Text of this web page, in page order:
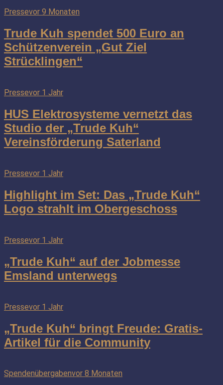
Pressevor 9 Monaten
Trude Kuh spendet 500 Euro an
Schützenverein „Gut Ziel
Strücklingen“
Pressevor 1 Jahr
HUS Elektrosysteme vernetzt das
Studio der „Trude Kuh“
Vereinsförderung Saterland
Pressevor 1 Jahr
Highlight im Set: Das „Trude Kuh“
Logo strahlt im Obergeschoss
Pressevor 1 Jahr
„Trude Kuh“ auf der Jobmesse
Emsland unterwegs
Pressevor 1 Jahr
„Trude Kuh“ bringt Freude: Gratis-
Artikel für die Community
Spendenübergabenvor 8 Monaten